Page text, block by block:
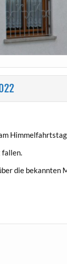
fallen.
die bekannten